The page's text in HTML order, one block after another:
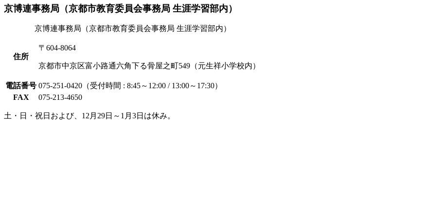
京博連事務局（京都市教育委員会事務局 生涯学習部内）
京博連事務局（京都市教育委員会事務局 生涯学習部内）
住所
〒604-8064
京都市中京区富小路通六角下る骨屋之町549（元生祥小学校内）
電話番号 075-251-0420（受付時間 : 8:45～12:00 / 13:00～17:30）
FAX
075-213-4650
土・日・祝日および、12月29日～1月3日は休み。